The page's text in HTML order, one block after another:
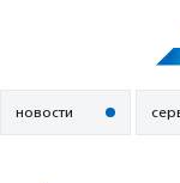
новости